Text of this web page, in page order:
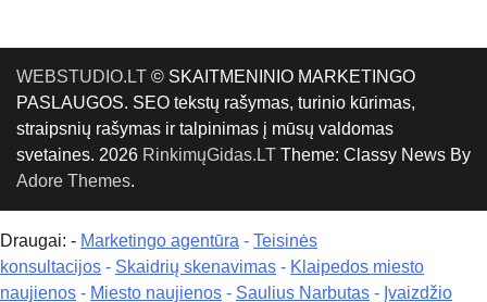
WEBSTUDIO.LT © SKAITMENINIO MARKETINGO
PASLAUGOS. SEO tekstų rašymas, turinio kūrimas,
straipsnių rašymas ir talpinimas į mūsų valdomas
svetaines. 2026 RinkimųGidas.LT Theme: Classy News By
Adore Themes.
Draugai: - Marketingo agentūra - Teisinės
konsultacijos - Skaidrių skenavimas - Klaipedos miesto
naujienos - Miesto naujienos - Saulius Narbutas - Įvaizdžio